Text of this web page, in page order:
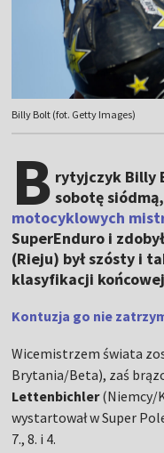
Billy Bolt (fot. Getty Images)
B rytyjczyk Billy
sobotę
motocyklowych
SuperEnduro i
(Rieju) był szósty i
klasyfikacji
Kontuzja go nie
Wicemistrzem świata
Brytania/Beta), zaś
Lettenbichler(Niemcy/
wystartował w Super
7., 8. i 4.